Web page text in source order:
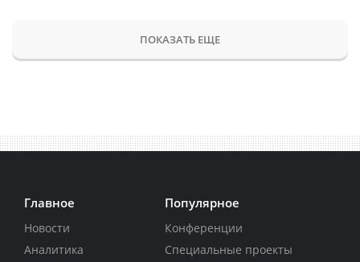
ПОКАЗАТЬ ЕЩЕ
Главное
Новости
Аналитика
Популярное
Конференции
Специальные проекты